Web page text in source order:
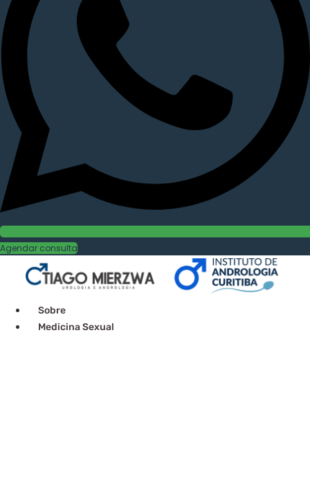
Agendar consulta
Sobre
Medicina Sexual